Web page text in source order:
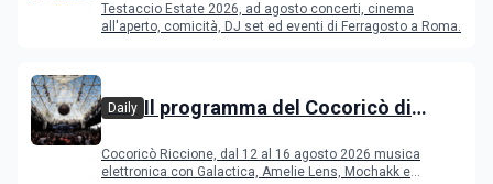
Ferragosto
Testaccio Estate 2026, ad agosto concerti, cinema
all'aperto, comicità, DJ set ed eventi di Ferragosto a Roma.
Daily Il programma del Cocoricò di
Cocoricò Riccione, dal 12 al 16 agosto 2026 musica
elettronica con Galactica, Amelie Lens, Mochakk e